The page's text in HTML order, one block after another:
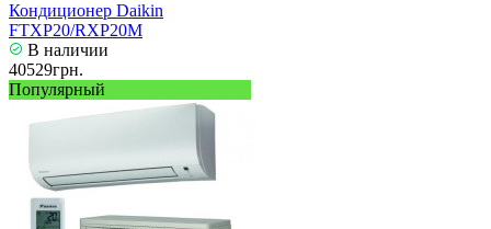
Кондиционер Daikin
FTXP20/RXP20M
В наличии
40529грн.
Популярный